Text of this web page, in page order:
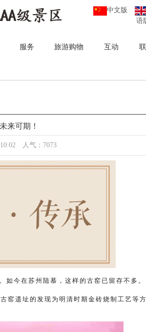
中文版
语
服务 旅游购物 互动
来可期！
人气：7073
今在苏州陆慕，这样的古窑已留存不多。
窑遗址的发现为明清时期金砖烧制工艺等